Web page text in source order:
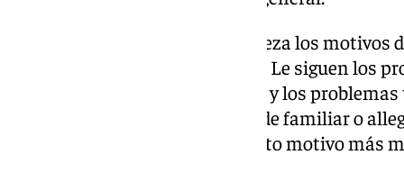
Acudir a una cita médica encabeza los motivos
mitad de los trabajadores (49%). Le siguen los
como resfriados o dolores (30%) y los
recuperación (29%). El cuidado de familiar o
casos de ausencia (24%), el cuarto motivo más